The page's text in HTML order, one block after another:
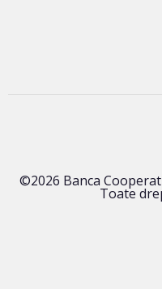
©2026 Banca
Toate